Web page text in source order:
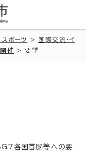
スポーツ >
国際交流・イ
催 > 要望
G7各国首脳等への要